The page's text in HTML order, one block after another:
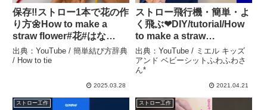
保存‼ストロー1本で花の作
り方🌼How to make a
straw flower#花#はな
#flower#꽃#hana#फूल#빨
대#吸管#ストロー#編#하
作り方#DIY – 簡単結び方
辞典 / How to tie
出典：YouTube / 簡単結び方辞典
/ How to tie
2025.03.28
ストロー飛行機・簡単・よ
く飛ぶ❤︎DIY/tutorial/How
to make a straw
airplane/easy craft❤︎#760
– ミエル キッズ アンド ベ
ビーシットふわふわさん*
出典：YouTube / ミエル キッズ
アンド ベビーシットふわふわさ
ん*
2021.04.21
ストロー工作 ストロー工作